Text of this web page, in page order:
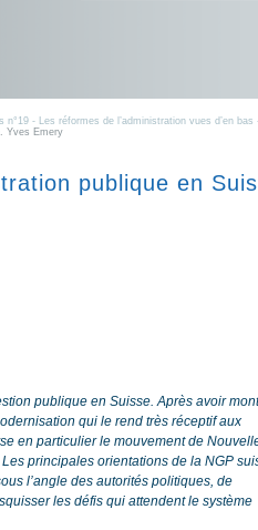
n°19 - Les réformes de l’administration vues d’en bas
Yves Emery
publique en
publique en Suisse. Après avoir
qui le rend très réceptif aux
en particulier le mouvement de
principales orientations de la NGP
l’angle des autorités politiques, de
les défis qui attendent le système